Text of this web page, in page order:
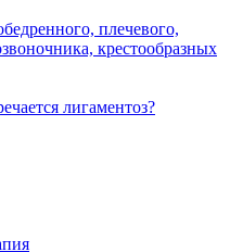
плечевого,
крестообразных
лигаментоз?